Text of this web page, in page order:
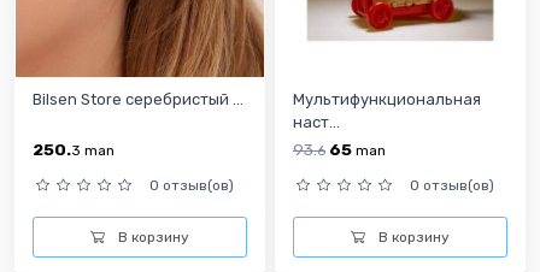
Bilsen Store cеребристый ...
250.3 man
0 отзыв(ов)
В корзину
Мультифункциональная
наст...
93.6 65 man
0 отзыв(ов)
В корзину